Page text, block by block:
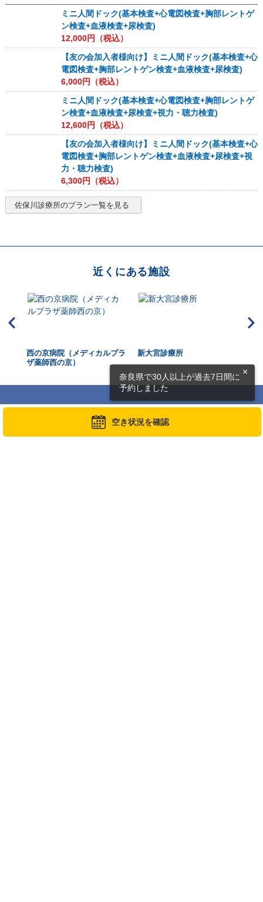
空き状況を確認
ミニ人間ドック(基本検査+心電図検査+胸部レントゲ
ン検査+血液検査+尿検査)
12,000円（税込）
【友の会加入者様向け】ミニ人間ドック(基本検査+心
電図検査+胸部レントゲン検査+血液検査+尿検査)
6,000円（税込）
ミニ人間ドック(基本検査+心電図検査+胸部レントゲ
ン検査+血液検査+尿検査+視力・聴力検査)
12,600円（税込）
【友の会加入者様向け】ミニ人間ドック(基本検査+心
電図検査+胸部レントゲン検査+血液検査+尿検査+視
力・聴力検査)
6,300円（税込）
佐保川診療所のプラン一覧を見る
近くにある施設
西の京病院（メディカルプラ
ザ薬師西の京）
新大宮診療所
最近見た施設
奈良県で30人以上が過去7日間に
予約しました
×